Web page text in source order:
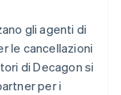
gli agenti di
le cancellazioni
di Decagon si
per i